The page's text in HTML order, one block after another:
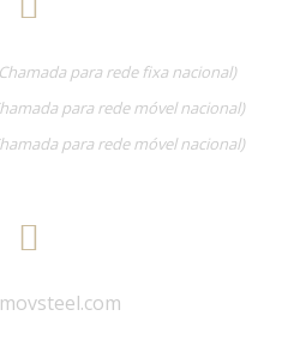
para rede fixa nacional)
para rede móvel nacional)
para rede móvel nacional)